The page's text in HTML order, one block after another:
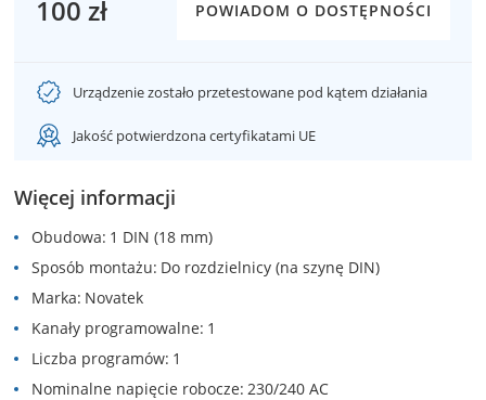
100 zł POWIADOM O DOSTĘPNOŚCI
Urządzenie zostało przetestowane pod kątem działania
Jakość potwierdzona certyfikatami UE
Więcej informacji
Obudowa 1 DIN (18 mm)
Sposób montażu Do rozdzielnicy (na szynę DIN)
Marka Novatek
Kanały programowalne 1
Liczba programów 1
Nominalne napięcie robocze 230/240 AC